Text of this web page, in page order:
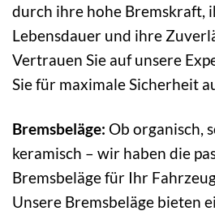
durch ihre hohe Bremskraft,
Lebensdauer und ihre
Vertrauen Sie auf unsere
Sie für maximale Sicherheit
Bremsbeläge: Ob organisch,
keramisch – wir haben die
Bremsbeläge für Ihr
Unsere Bremsbeläge bieten